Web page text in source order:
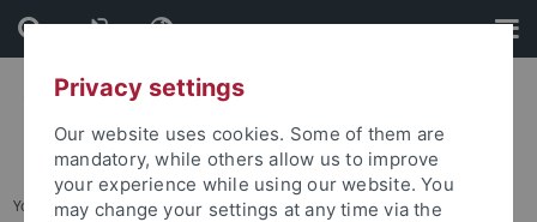
Skip
to
content
Skip
to
footer
You are here: Startseite ... 3
Privacy settings
Our website uses cookies. Some of them are
mandatory, while others allow us to improve
your experience while using our website. You
may change your settings at any time via the